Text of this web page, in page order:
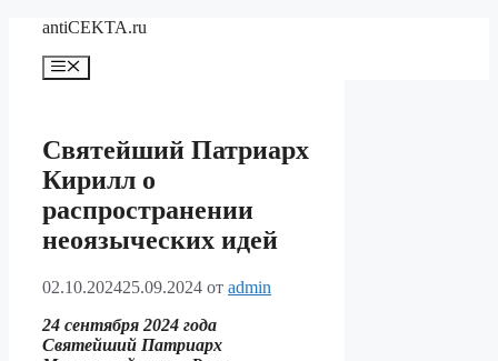
Перейти
содержимому
antiCEKTA.ru
Меню
Святейший Патриарх
Кирилл о
распространении
неоязыческих идей
02.10.202425.09.2024 от admin
24 сентября 2024 года
Святейший Патриарх